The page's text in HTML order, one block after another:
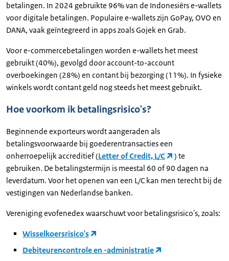
betalingen. In 2024 gebruikte 96% van de Indonesiërs e-wallets
voor digitale betalingen. Populaire e-wallets zijn GoPay, OVO en
DANA, vaak geïntegreerd in apps zoals Gojek en Grab.
Voor e-commercebetalingen worden e-wallets het meest
gebruikt (40%), gevolgd door account-to-account
overboekingen (28%) en contant bij bezorging (11%). In fysieke
winkels wordt contant geld nog steeds het meest gebruikt.
Hoe voorkom ik betalingsrisico's?
Beginnende exporteurs wordt aangeraden als
betalingsvoorwaarde bij goederentransacties een
onherroepelijk accreditief (Letter of Credit, L/C
) te
gebruiken. De betalingstermijn is meestal 60 of 90 dagen na
leverdatum. Voor het openen van een L/C kan men terecht bij de
vestigingen van Nederlandse banken.
Vereniging evofenedex waarschuwt voor betalingsrisico's, zoals:
Wisselkoersrisico's
Debiteurencontrole en -administratie